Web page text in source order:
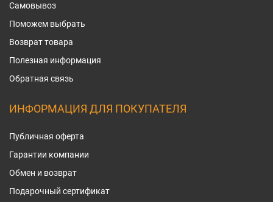
Самовывоз
Поможем выбрать
Возврат товара
Полезная информация
Обратная связь
ИНФОРМАЦИЯ ДЛЯ ПОКУПАТЕЛЯ
Публичная оферта
Гарантии компании
Обмен и возврат
Подарочный сертификат